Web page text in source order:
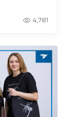
4,781